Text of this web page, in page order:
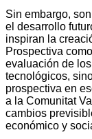
Sin embargo,
el desarrollo
inspiran la
Prospectiva
evaluación de
tecnológicos,
prospectiva en
a la Comunitat
cambios
económico y